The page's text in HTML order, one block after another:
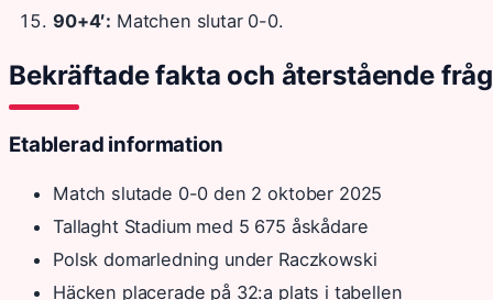
90+4′: Matchen slutar 0-0.
Bekräftade fakta och återstående
Etablerad information
Match slutade 0-0 den 2 oktober 2025
Tallaght Stadium med 5 675 åskådare
Polsk domarledning under Raczkowski
Häcken placerade på 32:a plats i tabellen